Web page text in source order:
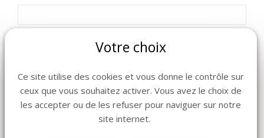
Les informations recueillies à partir de ce formulaire
sont nécessaires à l'instruction de votre demande. En
envoyant ce formulaire vous consentez à l'enregistrement
Votre choix
Ce site utilise des cookies et vous donne le contrôle sur
ceux que vous souhaitez activer. Vous avez le choix de
les accepter ou de les refuser pour naviguer sur notre
site internet.